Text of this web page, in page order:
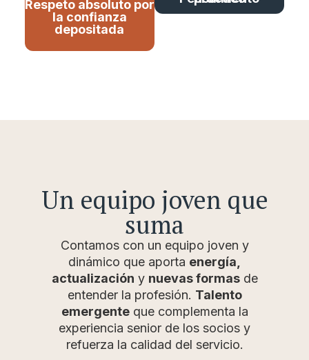
Respeto absoluto por
la confianza
depositada
Un equipo joven que
suma
Contamos con un equipo joven y
dinámico que aporta energía,
actualización y nuevas formasde
entender la profesión. Talento
emergenteque complementa la
experiencia senior de los socios y
refuerza la calidad del servicio.